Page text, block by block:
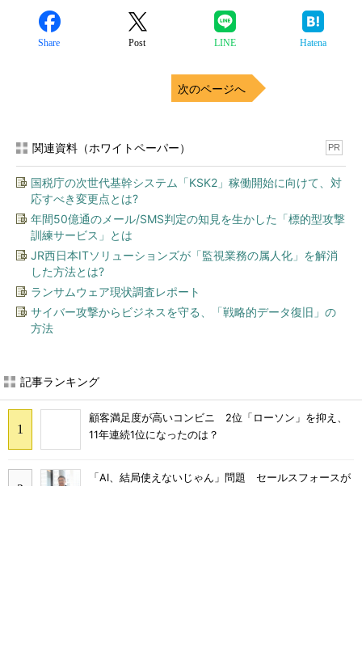
Share Post LINE Hatena
次のページへ
「え、こんなセールやってた
の？」80％OFF以上が続々登
on）
工事不要で“涼しい部屋”を増や
エアコン」新モデル登場...
“第4次モーニングブーム”到来
のワケ 300円の「朝サイゼ」
おかたづけもできる点がうれし
い！ 動物の鳴き声やセリフが